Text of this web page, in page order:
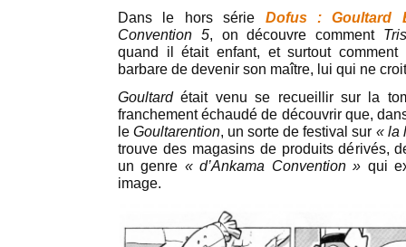
Dans le hors série Dofus : Goultard
Convention 5, on découvre comment
quand il était enfant, et surtout
barbare de devenir son maître, lui qui ne
Goultardétait venu se recueillir sur la
franchement échaudé de découvrir que,
leGoultarention, un sorte de festival sur « la
trouve des magasins de produits dérivés,
un genre « d’Ankama Convention » qui
image.